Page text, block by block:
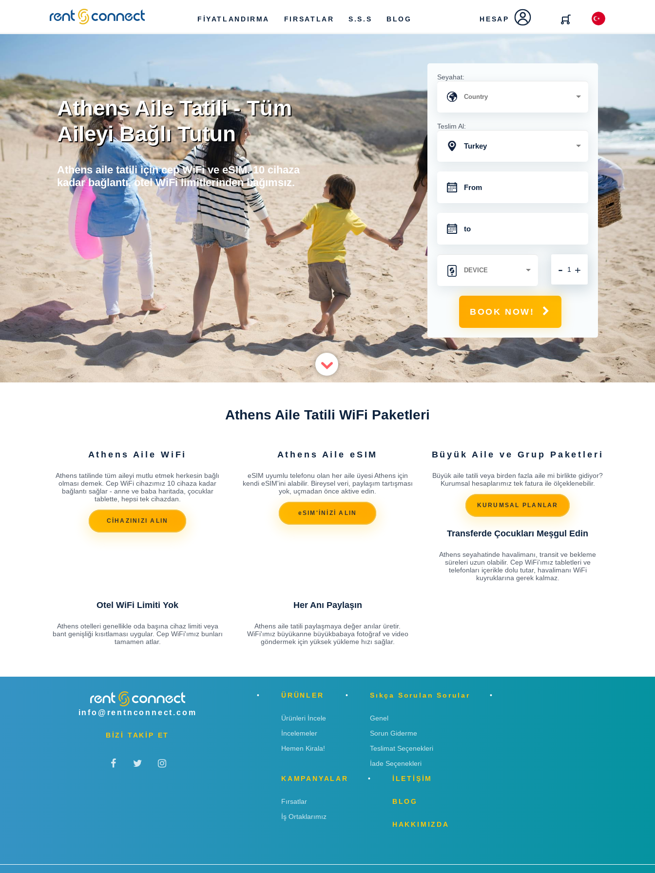
RENT'N
CONNECT
FİYATLANDIRMA FIRSATLAR S.S.S BLOG HESAP
Athens Aile Tatili - Tüm
Aileyi Bağlı Tutun
Athens aile tatili için cep WiFi ve eSIM. 10 cihaza
kadar bağlantı, otel WiFi limitlerinden bağımsız.
Seyahat:
Teslim Al:
Turkey
+
-
BOOK NOW!
Athens Aile Tatili WiFi Paketleri
Athens Aile WiFi
Athens tatilinde tüm aileyi mutlu etmek herkesin bağlı
olması demek. Cep WiFi cihazımız 10 cihaza kadar
bağlantı sağlar - anne ve baba haritada, çocuklar
tablette, hepsi tek cihazdan.
CİHAZINIZI ALIN
Athens Aile eSIM
eSIM uyumlu telefonu olan her aile üyesi Athens için
kendi eSIM'ini alabilir. Bireysel veri, paylaşım tartışması
yok, uçmadan önce aktive edin.
eSIM'İNİZİ ALIN
Büyük Aile ve Grup Paketleri
Büyük aile tatili veya birden fazla aile mi birlikte gidiyor?
Kurumsal hesaplarımız tek fatura ile ölçeklenebilir.
KURUMSAL PLANLAR
Transferde Çocukları Meşgul Edin
Athens seyahatinde havalimanı, transit ve bekleme
süreleri uzun olabilir. Cep WiFi'ımız tabletleri ve
telefonları içerikle dolu tutar, havalimanı WiFi
kuyruklarına gerek kalmaz.
Otel WiFi Limiti Yok
Athens otelleri genellikle oda başına cihaz limiti veya
bant genişliği kısıtlaması uygular. Cep WiFi'ımız bunları
tamamen atlar.
Her Anı Paylaşın
Athens aile tatili paylaşmaya değer anılar üretir.
WiFi'ımız büyükanne büyükbabaya fotoğraf ve video
göndermek için yüksek yükleme hızı sağlar.
info@rentnconnect.com
BİZİ TAKİP ET
ÜRÜNLER
Ürünleri İncele
İncelemeler
Hemen Kirala!
Sıkça Sorulan Sorular
Genel
Sorun Giderme
Teslimat Seçenekleri
İade Seçenekleri
KAMPANYALAR
Fırsatlar
İş Ortaklarımız
İLETİŞİM
BLOG
HAKKIMIZDA